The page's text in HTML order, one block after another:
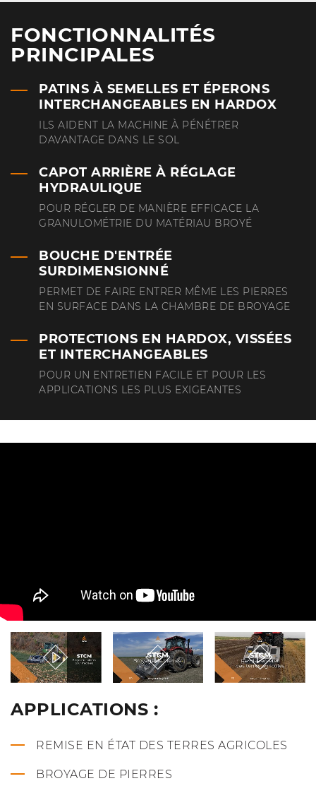
FONCTIONNALITÉS
PRINCIPALES
PATINS À SEMELLES ET ÉPERONS
INTERCHANGEABLES EN HARDOX
ILS AIDENT LA MACHINE À PÉNÉTRER
DAVANTAGE DANS LE SOL
CAPOT ARRIÈRE À RÉGLAGE
HYDRAULIQUE
POUR RÉGLER DE MANIÈRE EFFICACE LA
GRANULOMÉTRIE DU MATÉRIAU BROYÉ
BOUCHE D'ENTRÉE
SURDIMENSIONNÉ
PERMET DE FAIRE ENTRER MÊME LES PIERRES
EN SURFACE DANS LA CHAMBRE DE BROYAGE
PROTECTIONS EN HARDOX, VISSÉES
ET INTERCHANGEABLES
POUR UN ENTRETIEN FACILE ET POUR LES
APPLICATIONS LES PLUS EXIGEANTES
APPLICATIONS :
REMISE EN ÉTAT DES TERRES AGRICOLES
BROYAGE DE PIERRES